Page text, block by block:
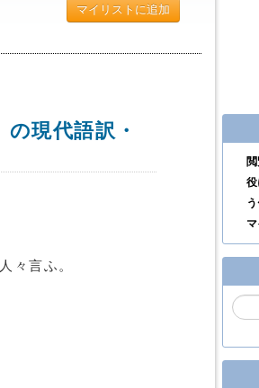
マイリストに追加
現代語訳・
々言ふ。